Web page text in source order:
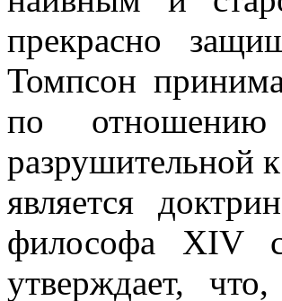
прекрасно
Томпсон
по
разрушительной
является
философа XIV
утверждает,